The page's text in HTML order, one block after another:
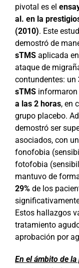
pivotal es el
al. en la
(2010). Este
demostró de
sTMSaplicada
ataque de
contundentes: un
sTMSinformaron
a las 2 horas, en
grupo placebo.
demostró ser
asociados, con un
fonofobia
fotofobia
mantuvo de
29%de los
Estos hallazgos
tratamiento
aprobación por
En el ámbito de